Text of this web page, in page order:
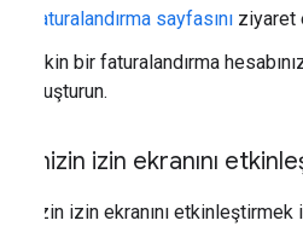
Faturalandırma sayfasını ziyaret
Etkin bir faturalandırma
oluşturun.
izin ekranını
izin ekranını etkinleştirmek